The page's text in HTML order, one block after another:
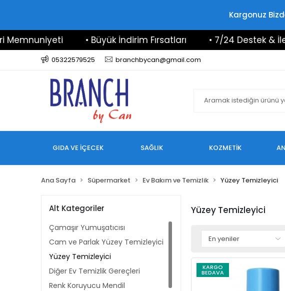
Kargonuz
• Büyük İndirim Fırsatları • 7/24 Destek & İletişim
05322579525 branchbycan@gmail.com
GIDA VE İÇECEK SAĞLIK KOZMETİK
Ana Sayfa Süpermarket Ev Bakım ve Temizlik Yüzey Temizleyici
Alt Kategoriler
Çamaşır Yumuşatıcısı
Cam ve Parlak Yüzey Temizleyici
Yüzey Temizleyici
Diğer Ev Temizlik Gereçleri
Renk Koruyucu Mendil
Yüzey Temizleyici
KARGO
BEDAVA